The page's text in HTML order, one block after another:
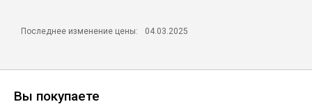
Скобо-гибочные изделия
Последнее изменение цены: 04.03.2025
Вы покупаете